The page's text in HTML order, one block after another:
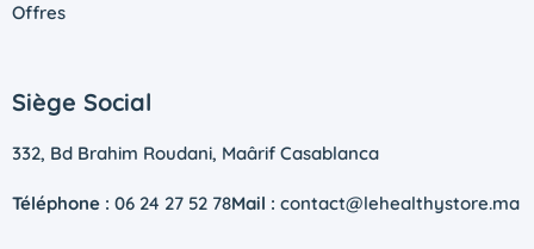
Offres
Siège Social
332, Bd Brahim Roudani, Maârif Casablanca
Téléphone : 06 24 27 52 78Mail : contact@lehealthystore.ma